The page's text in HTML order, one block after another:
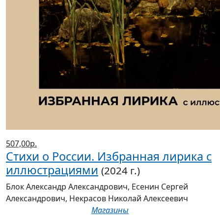
Стихи о России. Избранная лирика с
иллюстрациями
(2024 г.)
Блок Александр Александрович, Есенин Сергей
Александрович, Некрасов Николай Алексеевич
Магазины